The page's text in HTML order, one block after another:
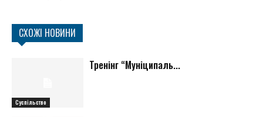
СХОЖІ НОВИНИ
Суспільство
Тренінг “Муніципаль...